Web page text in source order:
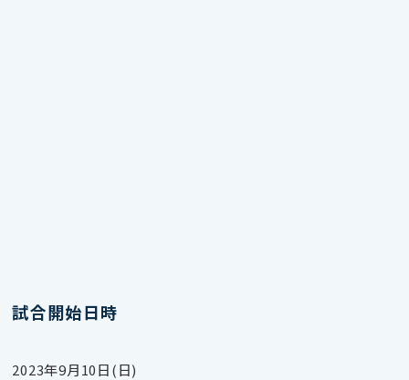
試合開始日時
2023年9月10日(日)